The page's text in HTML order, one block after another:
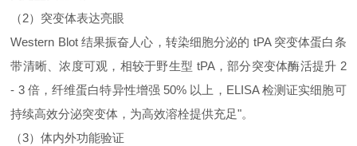
（2）突变体表达亮眼
Western Blot 结果振奋人心，转染细胞分泌的 tPA 突变体蛋白条
带清晰、浓度可观，相较于野生型 tPA，部分突变体酶活提升 2
- 3 倍，纤维蛋白特异性增强 50% 以上，ELISA 检测证实细胞可
持续高效分泌突变体，为高效溶栓提供充足"。
（3）体内外功能验证